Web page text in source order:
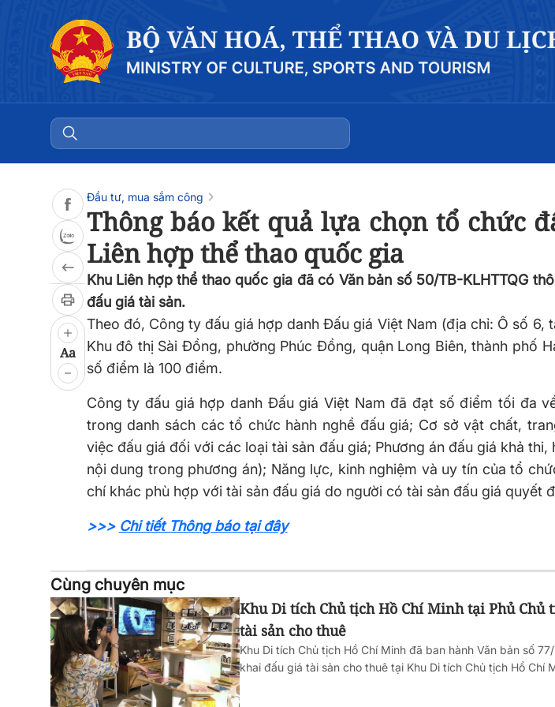
Aa
Đầu tư, mua sắm công
Thông báo kết quả lựa chọn tổ chức
Liên hợp thể thao quốc gia
Khu Liên hợp thể thao quốc gia đã có Văn bản số 50/TB-KLHTTQG
đấu giá tài sản.
Theo đó, Công ty đấu giá hợp danh Đấu giá Việt Nam (địa chỉ: Ô số 6,
Khu đô thị Sài Đồng, phường Phúc Đồng, quận Long Biên, thành phố
số điểm là 100 điểm.
Công ty đấu giá hợp danh Đấu giá Việt Nam đã đạt số điểm tối đa
trong danh sách các tổ chức hành nghề đấu giá; Cơ sở vật chất,
việc đấu giá đối với các loại tài sản đấu giá; Phương án đấu giá khả
nội dung trong phương án); Năng lực, kinh nghiệm và uy tín của tổ
chí khác phù hợp với tài sản đấu giá do người có tài sản đấu giá quyết
>>> Chi tiết Thông báo tại đây
Cùng chuyên mục
Khu Di tích Chủ tịch Hồ Chí Minh tại Phủ Chủ
tài sản cho thuê
Khu Di tích Chủ tịch Hồ Chí Minh đã ban hành Văn bản số
khai đấu giá tài sản cho thuê tại Khu Di tích Chủ tịch Hồ Chí
0:00 0:00